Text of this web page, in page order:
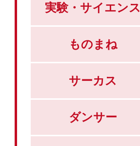
実験・サイエンス
ものまね
サーカス
ダンサー